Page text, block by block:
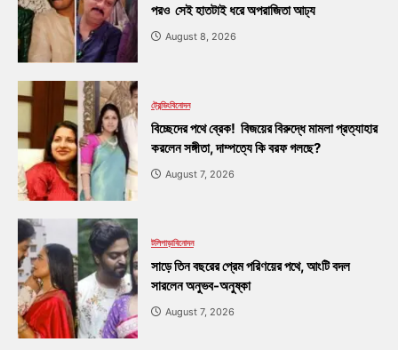
পরও সেই হাতটাই ধরে অপরাজিতা আঢ্য
August 8, 2026
ট্রেন্ডিংবিনোদন
বিচ্ছেদের পথে ব্রেক! বিজয়ের বিরুদ্ধে মামলা প্রত্যাহার
করলেন সঙ্গীতা, দাম্পত্যে কি বরফ গলছে?
August 7, 2026
টলিপাড়াবিনোদন
সাড়ে তিন বছরের প্রেম পরিণয়ের পথে, আংটি বদল
সারলেন অনুভব-অনুষ্কা
August 7, 2026